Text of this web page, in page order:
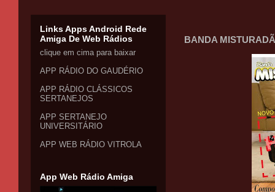
BANDA
Links Apps Android Rede
Amiga De Web Rádios
clique em cima para baixar
APP RÁDIO DO GAUDÉRIO
APP RÁDIO CLÁSSICOS
SERTANEJOS
APP SERTANEJO
UNIVERSITÁRIO
APP WEB RÁDIO VITROLA
App Web Rádio Amiga